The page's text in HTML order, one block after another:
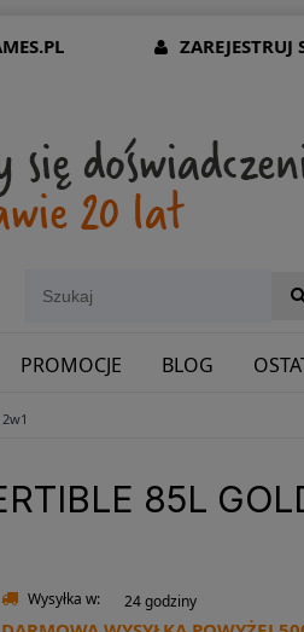
ZAREJESTRUJ
PROMOCJE BLOG
85L
Wysyłka w: 24 godziny